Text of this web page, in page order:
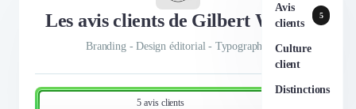
Avis
clients
5
Culture
client
Distinctions
Les avis clients de Gilbert Wilson
Branding - Design éditorial - Typographie
5 avis clients